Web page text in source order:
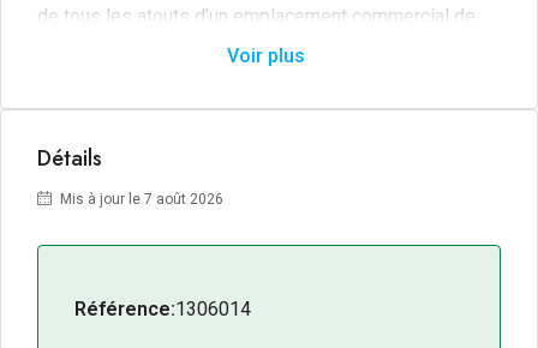
de tous les atouts d’un emplacement commercial de
premier ordre, alliant flux de clientèle soutenu, visibilité
une accessibilité maximale.
Proposées dans une configuration flexible de
et 765 m²environ, ces cellules commerciales offrent à
retenue à ses besoins spécifiques et à son projet
d’air et avec fourreaux des fluides en attente, elles
Voir plus
Détails
Mis à jour le 7 août 2026
Référence:1306014